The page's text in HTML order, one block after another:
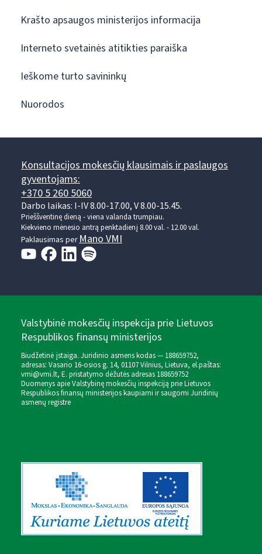
Krašto apsaugos ministerijos informacija
Interneto svetainės atitikties paraiška
Ieškome turto savininkų
Nuorodos
Konsultacijos mokesčių klausimais ir paslaugos
gyventojams:
+370 5 260 5060
Darbo laikas: I-IV 8.00-17.00, V 8.00-15.45.
Prieššventinę dieną - viena valanda trumpiau.
Kiekvieno mėnesio antrą penktadienį 8.00 val. - 12.00 val.
Paklausimas perMano VMI
Valstybinė mokesčių inspekcija prie Lietuvos
Respublikos finansų ministerijos
Biudžetinė įstaiga. Juridinio asmens kodas — 188659752,
adresas: Vasario 16-osios g. 14, 01107 Vilnius, Lietuva, el.paštas:
vmi@vmi.lt, E. pristatymo dėžutės adresas 188659752
Duomenys apie Valstybinę mokesčių inspekciją prie Lietuvos
Respublikos finansų ministerijos kaupiami ir saugomi Juridinių
asmenų registre